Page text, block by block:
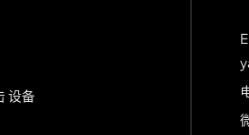
设备